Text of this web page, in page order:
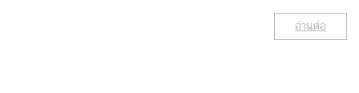
อ่านต่อ